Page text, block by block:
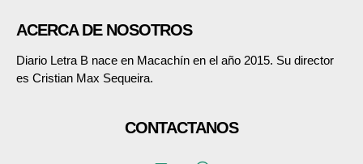
ACERCA DE NOSOTROS
Diario Letra B nace en Macachín en el año 2015. Su director
es Cristian Max Sequeira.
CONTACTANOS